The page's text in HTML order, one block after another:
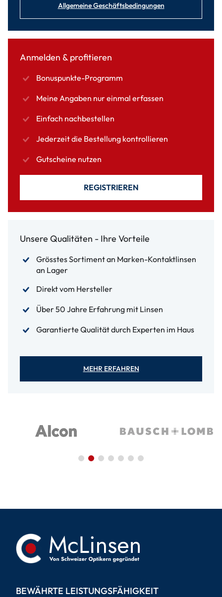
Allgemeine Geschäftsbedingungen
Anmelden & profitieren
Bonuspunkte-Programm
Meine Angaben nur einmal erfassen
Einfach nachbestellen
Jederzeit die Bestellung kontrollieren
Gutscheine nutzen
REGISTRIEREN
Unsere Qualitäten - Ihre Vorteile
Grösstes Sortiment an Marken-Kontaktlinsen
an Lager
Direkt vom Hersteller
Über 50 Jahre Erfahrung mit Linsen
Garantierte Qualität durch Experten im Haus
MEHR ERFAHREN
BEWÄHRTE LEISTUNGSFÄHIGKEIT